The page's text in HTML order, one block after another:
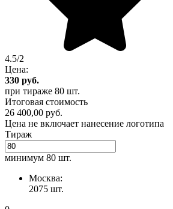
4.5/2
Цена:
330 руб.
при тираже 80 шт.
Итоговая стоимость
26 400,00 руб.
Цена не включает нанесение логотипа
Тираж
минимум 80 шт.
Москва:
2075 шт.